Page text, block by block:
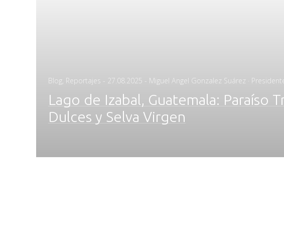
Blog, Reportajes - Posted
27.08.2025 - Miguel Angel Gonzalez Suárez ·
Lago de Izabal, Guatemala: Paraíso
Dulces y Selva Virgen